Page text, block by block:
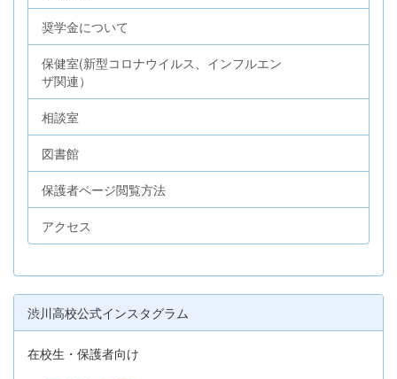
奨学金について
保健室(新型コロナウイルス、インフルエン
ザ関連）
相談室
図書館
保護者ページ閲覧方法
アクセス
渋川高校公式インスタグラム
在校生・保護者向け